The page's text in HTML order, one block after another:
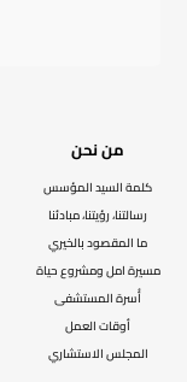
من نحن
كلمة السيد المؤسس
رسالتنا، رؤيتنا، مبادئنا
ما المقصود بالخيري
مسيرة امل ومشروع حياة
أُسرة المستشفى
أوقات العمل
المجلس الاستشاري